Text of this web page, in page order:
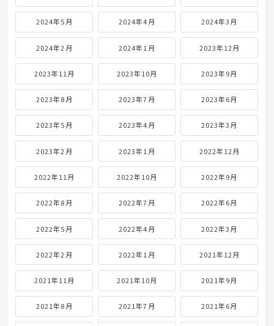
2024年5月 2024年4月 2024年3月
2024年2月 2024年1月 2023年12月
2023年11月 2023年10月 2023年9月
2023年8月 2023年7月 2023年6月
2023年5月 2023年4月 2023年3月
2023年2月 2023年1月 2022年12月
2022年11月 2022年10月 2022年9月
2022年8月 2022年7月 2022年6月
2022年5月 2022年4月 2022年3月
2022年2月 2022年1月 2021年12月
2021年11月 2021年10月 2021年9月
2021年8月 2021年7月 2021年6月